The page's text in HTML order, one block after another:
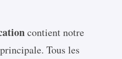
contient notre
Tous les